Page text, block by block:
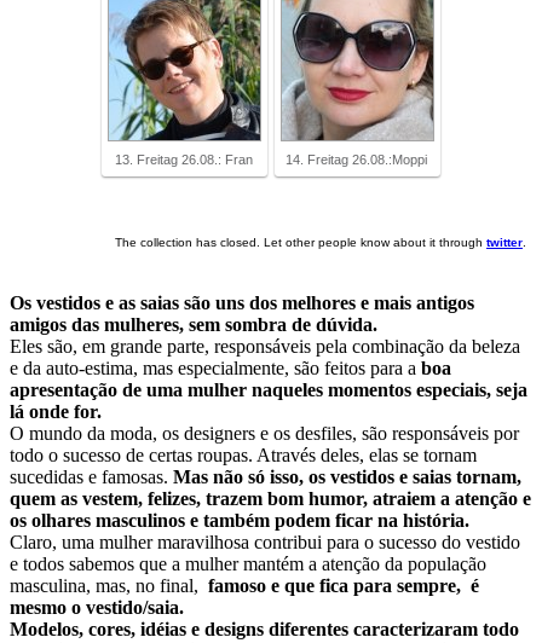
13. Freitag 26.08.: Fran 14. Freitag 26.08.:Moppi
The collection has closed. Let other people know about it through twitter.
Os vestidos e as saias são uns dos melhores e mais antigos
amigos das mulheres, sem sombra de dúvida.
Eles são, em grande parte, responsáveis pela combinação da beleza
e da auto-estima, mas especialmente, são feitos para a boa
apresentação de uma mulher naqueles momentos especiais, seja
lá onde for.
O mundo da moda, os designers e os desfiles, são responsáveis por
todo o sucesso de certas roupas. Através deles, elas se tornam
sucedidas e famosas. Mas não só isso, os vestidos e saias tornam,
quem as vestem, felizes, trazem bom humor, atraiem a atenção e
os olhares masculinos e também podem ficar na história.
Claro, uma mulher maravilhosa contribui para o sucesso do vestido
e todos sabemos que a mulher mantém a atenção da população
masculina, mas, no final, famoso e que fica para sempre, é
mesmo o vestido/saia.
Modelos, cores, idéias e designs diferentes caracterizaram todo